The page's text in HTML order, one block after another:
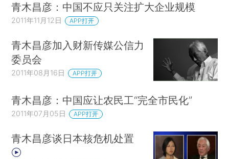
青木昌彦：中国不应只关注扩大企业规模
2011年11月12日 APP打开
青木昌彦加入财新传媒公信力
委员会
2011年08月16日 APP打开
青木昌彦：中国应让农民工“完全市民化”
2011年07月05日 APP打开
青木昌彦谈日本核危机处置